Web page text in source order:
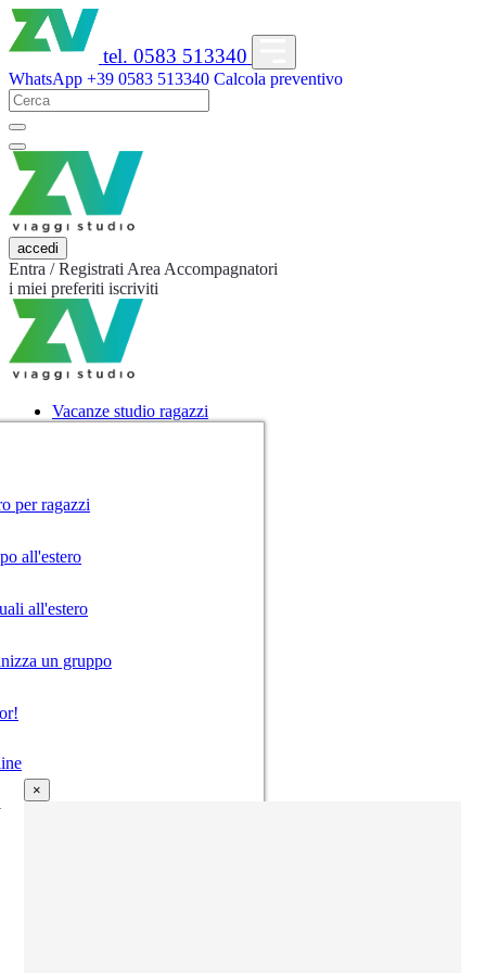
tel. 0583 513340
WhatsApp +39 0583 513340 Calcola preventivo
accedi
Entra / Registrati Area Accompagnatori
i miei preferiti iscriviti
Vacanze studio ragazzi
per ragazzi
all'estero
all'estero
un gruppo
×